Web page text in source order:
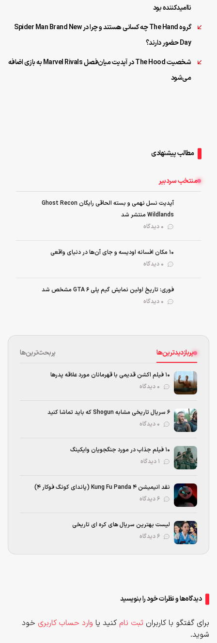
ناامیدکننده بود
گروه The Hand چه کسانی هستند و چرا در Spider Man Brand New
Day حضور دارند؟
شخصیت The Hood در آپدیت میان‌فصل Marvel Rivals به بازی اضافه
می‌شود
مطالب پیشنهادی
منتخب سردبیر
آپدیت نسل نهمی و بسته الحاقی رایگان Ghost Recon
Wildlands منتشر شد
۱۰ مکان افسانه اودیسه و جای آن‌ها در دنیای واقعی
فوری: تاریخ اولین نمایش گیم پلی GTA 6 مشخص شد
پربازدیدترین‌ها پربحث‌ترین‌ها
۱۰ فیلم اکشن قدیمی با قهرمانان مورد علاقه پدرها
۶ سریال تاریخی مشابه Shogun که باید تماشا کنید
۱۰ فیلم جذاب در مورد جنگجویان وایکینگ
نقد انیمیشن Kung Fu Panda 4 (پاندای کونگ‌ فوکار ۴)
لیست بهترین سریال های کره ای تاریخی
دیدگاه‌ها و نظرات خود را بنویسید
برای گفتگو با کاربران ثبت نام کنید یا وارد حساب کاربری خود
شوید.